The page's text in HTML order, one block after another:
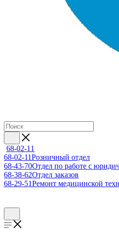
68-02-11
68-02-11Розничный отдел
68-43-70Отдел по работе с
68-38-62Отдел заказов
68-29-51Ремонт медицинской